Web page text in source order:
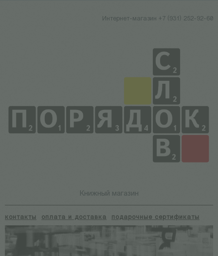
Интернет-магазин +7 (931) 252-92-60
Книжный магазин
контакты оплата и доставка подарочные сертификаты